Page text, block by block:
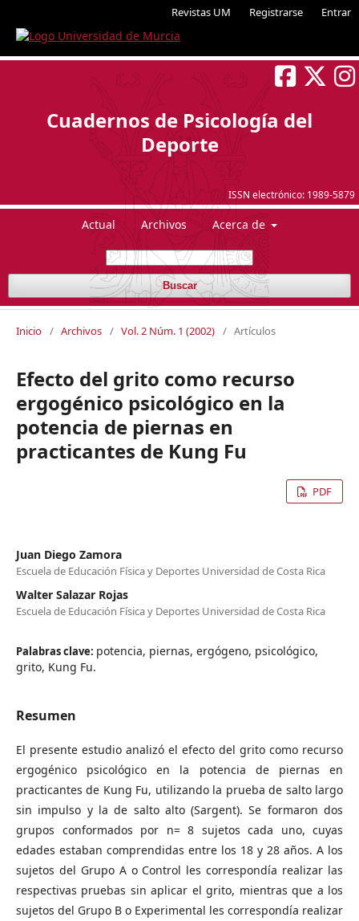
Revistas UM Registrarse Entrar
ISSN electrónico: 1989-5879
Cuadernos de Psicología del
Deporte
Actual Archivos Acerca de
Buscar
Inicio / Archivos / Vol. 2 Núm. 1 (2002) / Artículos
Efecto del grito como recurso
ergogénico psicológico en la
potencia de piernas en
practicantes de Kung Fu
PDF
Juan Diego Zamora
Escuela de Educación Física y Deportes Universidad de Costa Rica
Walter Salazar Rojas
Escuela de Educación Física y Deportes Universidad de Costa Rica
Palabras clave: potencia, piernas, ergógeno, psicológico,
grito, Kung Fu.
Resumen
El presente estudio analizó el efecto del grito como recurso
ergogénico psicológico en la potencia de piernas en
practicantes de Kung Fu, utilizando la prueba de salto largo
sin impulso y la de salto alto (Sargent). Se formaron dos
grupos conformados por n= 8 sujetos cada uno, cuyas
edades estaban comprendidas entre los 18 y 28 años. A los
sujetos del Grupo A o Control les correspondía realizar las
respectivas pruebas sin aplicar el grito, mientras que a los
sujetos del Grupo B o Experimental les correspondía realizar